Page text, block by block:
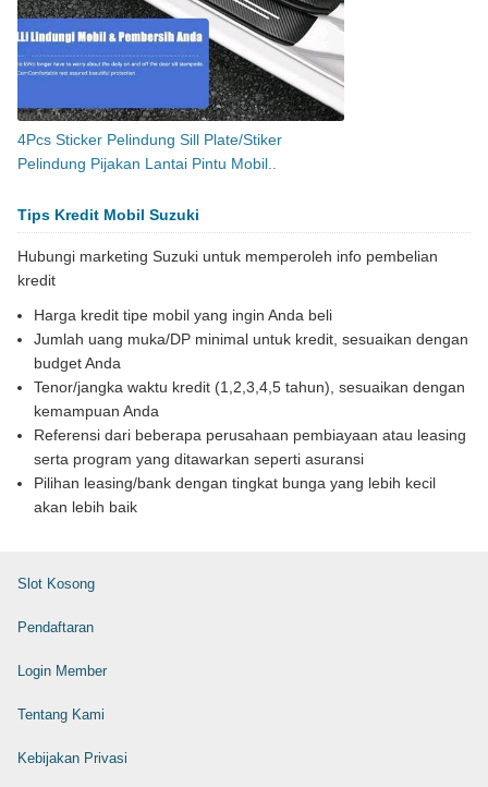
4Pcs Sticker Pelindung Sill Plate/Stiker
Pelindung Pijakan Lantai Pintu Mobil..
Tips Kredit Mobil Suzuki
Hubungi marketing Suzuki untuk memperoleh info pembelian
kredit
Harga kredit tipe mobil yang ingin Anda beli
Jumlah uang muka/DP minimal untuk kredit, sesuaikan dengan
budget Anda
Tenor/jangka waktu kredit (1,2,3,4,5 tahun), sesuaikan dengan
kemampuan Anda
Referensi dari beberapa perusahaan pembiayaan atau leasing
serta program yang ditawarkan seperti asuransi
Pilihan leasing/bank dengan tingkat bunga yang lebih kecil
akan lebih baik
Slot Kosong
Pendaftaran
Login Member
Tentang Kami
Kebijakan Privasi